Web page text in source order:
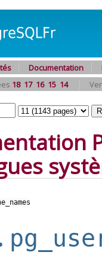
Documentation
18 17 16 15 14